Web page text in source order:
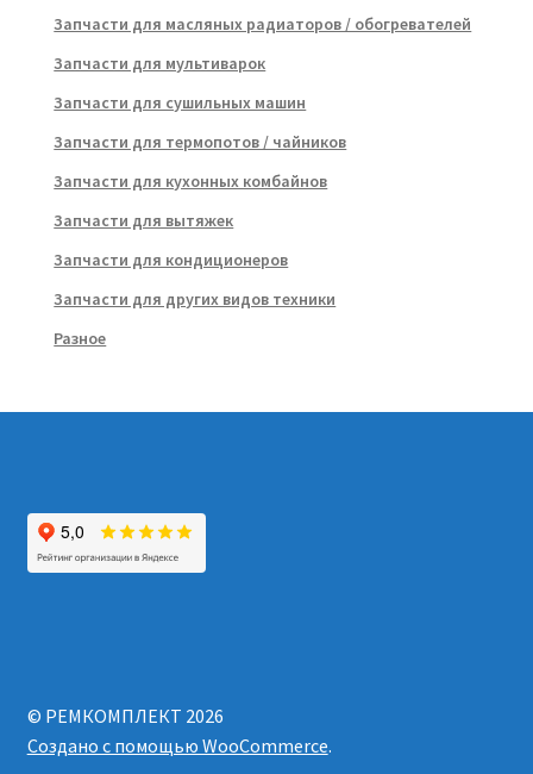
Запчасти для масляных радиаторов / обогревателей
Запчасти для мультиварок
Запчасти для сушильных машин
Запчасти для термопотов / чайников
Запчасти для кухонных комбайнов
Запчасти для вытяжек
Запчасти для кондиционеров
Запчасти для других видов техники
Разное
© РЕМКОМПЛЕКТ 2026
Создано с помощью WooCommerce.